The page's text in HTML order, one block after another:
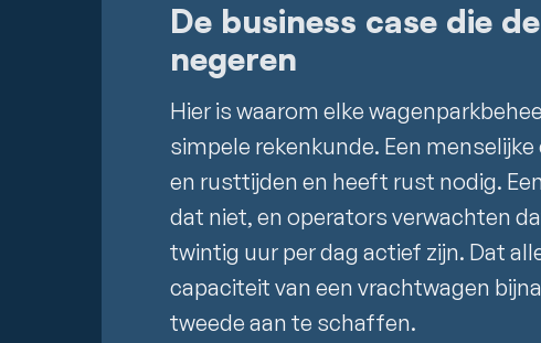
De business case die
negeren
Hier is waarom elke
simpele rekenkunde. Een
en rusttijden en heeft rust nodig.
dat niet, en operators verwachten
twintig uur per dag actief zijn. Dat
capaciteit van een vrachtwagen
tweede aan te schaffen.